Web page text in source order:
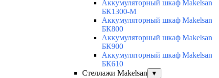
Аккумуляторный шкаф Makelsan
БК1300-М
Аккумуляторный шкаф Makelsan
БК800
Аккумуляторный шкаф Makelsan
БК900
Аккумуляторный шкаф Makelsan
БК610
Стеллажи Makelsan
▼